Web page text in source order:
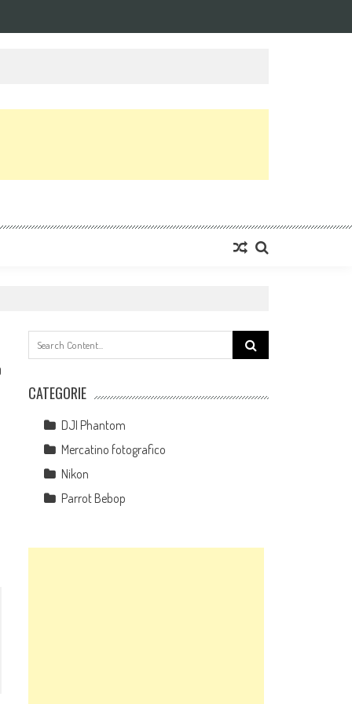
Search
for:
CATEGORIE
DJI Phantom
Mercatino fotografico
Nikon
Parrot Bebop